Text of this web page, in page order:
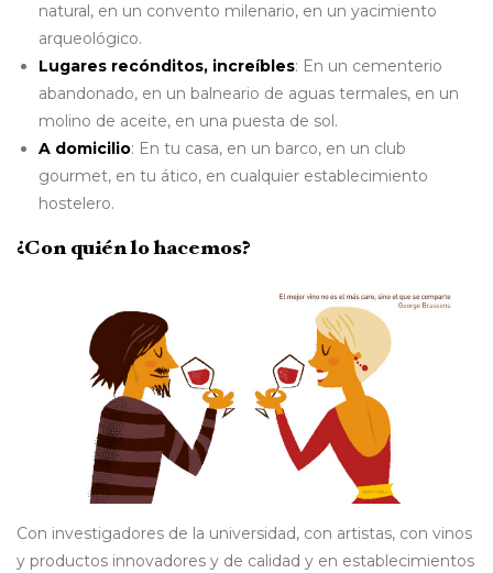
natural, en un convento milenario, en un yacimiento
arqueológico.
Lugares recónditos, increíbles: En un cementerio
abandonado, en un balneario de aguas termales, en un
molino de aceite, en una puesta de sol.
A domicilio: En tu casa, en un barco, en un club
gourmet, en tu ático, en cualquier establecimiento
hostelero.
¿Con quién lo hacemos?
Con investigadores de la universidad, con artistas, con vinos
y productos innovadores y de calidad y en establecimientos